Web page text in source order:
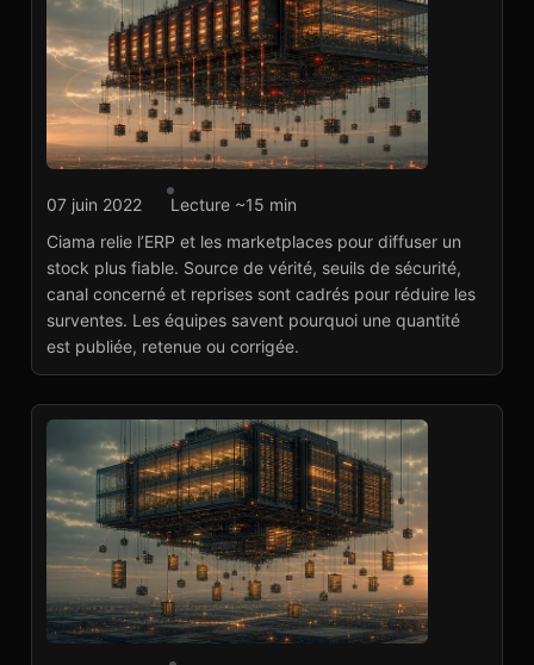
Agence marketplace
Ciama : synchronisation
stocks ERP-
marketplaces
Voir le projet→
07 juin 2022
Lecture ~15 min
Ciama relie l’ERP et les marketplaces pour diffuser un
stock plus fiable. Source de vérité, seuils de sécurité,
canal concerné et reprises sont cadrés pour réduire les
surventes. Les équipes savent pourquoi une quantité
est publiée, retenue ou corrigée.